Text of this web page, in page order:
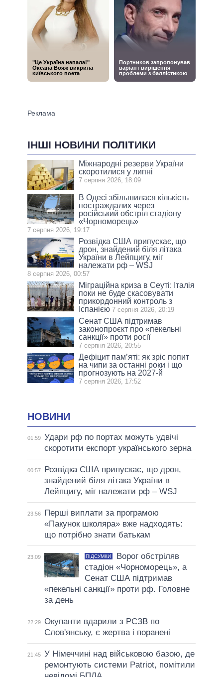
ІНШІ НОВИНИ ПОЛІТИКИ
Міжнародні резерви України
скоротилися у липні
7 серпня 2026, 18:09
В Одесі збільшилася кількість
постраждалих через
російський обстріл стадіону
«Чорноморець»
7 серпня 2026, 19:17
Розвідка США припускає, що
дрон, знайдений біля літака
України в Лейпцигу, міг
належати рф – WSJ
8 серпня 2026, 00:57
Міграційна криза в Сеуті: Італія
поки не буде скасовувати
прикордонний контроль з
Іспанією 7 серпня 2026, 20:19
Сенат США підтримав
законопроєкт про «пекельні
санкції» проти росії
7 серпня 2026, 20:55
Дефіцит пам’яті: як зріс попит
на чипи за останні роки і що
прогнозують на 2027-й
7 серпня 2026, 17:52
НОВИНИ
01:59 Удари рф по портах можуть удвічі
скоротити експорт українського зерна
00:57
Розвідка США припускає, що дрон,
знайдений біля літака України в
Лейпцигу, міг належати рф – WSJ
23:56
Перші виплати за програмою
«Пакунок школяра» вже надходять:
що потрібно знати батькам
23:09 ПІДСУМКИ
Ворог обстріляв
стадіон «Чорноморець», а
Сенат США підтримав
«пекельні санкції» проти рф. Головне
за день
22:29 Окупанти вдарили з РСЗВ по
Слов'янську, є жертва і поранені
21:45 У Німеччині над військовою базою, де
ремонтують системи Patriot, помітили